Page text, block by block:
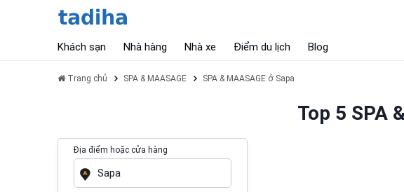
Khách sạn Nhà hàng Nhà xe Điểm du lịch Blog
Trang chủ SPA & MAASAGE SPA & MAASAGE ở Sapa
Top 5 SPA
Địa điểm hoặc cửa hàng